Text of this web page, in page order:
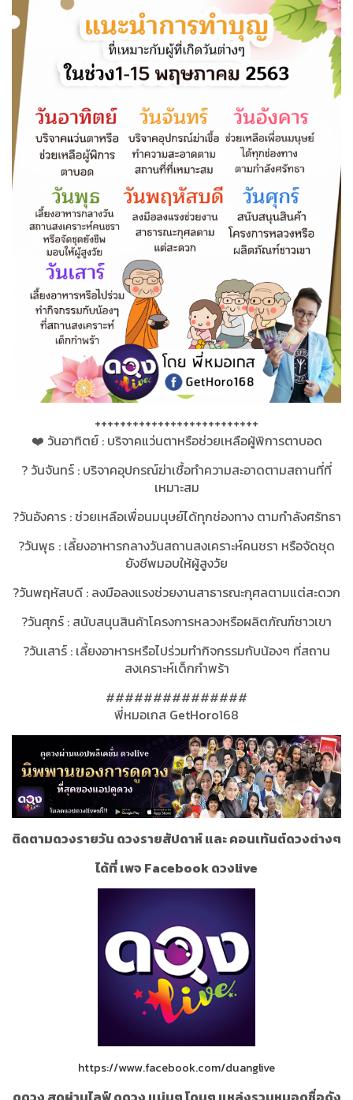
++++++++++++++++++++++++++
❤️ วันอาทิตย์ : บริจาคแว่นตาหรือช่วยเหลือผู้พิการตาบอด
? วันจันทร์ : บริจาคอุปกรณ์​ฆ่าเชื้อ​ทำความสะอาด​ตามสถานที่​ที่
เหมาะสม​
?วันอังคาร : ช่วยเหลือ​เพื่อนมนุษย์​ได้ทุกช่องทาง ตามกำลังศรัทธา​
?วันพุธ : เลี้ยงอาหารกลางวันสถานสงเคราะห์​คนชรา หรือจัดชุด
ยังชีพมอบให้ผู้สูงวัย​
?วันพฤหัสบดี : ลงมือลงแรงช่วยงานสาธารณะ​กุศลตามแต่สะดวก
?วันศุกร์ : สนับสนุนสินค้าโครงการหลวงหรือผลิตภัณฑ์​ชาวเขา
?วันเสาร์ : เลี้ยงอาหารหรือไปร่วมทำกิจกรรม​กับน้องๆ ที่สถาน
สงเคราะห์​เด็กกำพร้า
###############
พี่หมอเกส​ GetHoro168​
ติดตามดวงรายวัน ดวงรายสัปดาห์ และ คอนเท้นต์ดวงต่างๆ
ได้ที่ เพจ Facebook ดวงlive
https://www.facebook.com/duanglive